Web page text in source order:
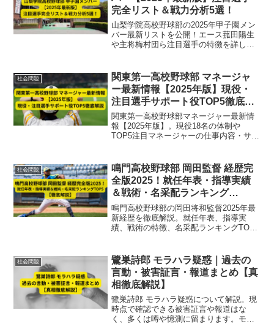
完全リスト＆戦力分析5選！
山梨学院高校野球部の2025年甲子園メン
バー最新リストを公開！エース菰田陽生
や主将梅村団ら注目選手の特徴を詳しく
豪チームの秘密に迫ります。
社会問題
関東第一高校野球部 マネージャ
ー最新情報【2025年版】現役・
注目選手サポート役TOP5徹底解
説
関東第一高校野球部マネージャー最新情
報【2025年版】。現役18名の体制や
TOP5注目マネージャーの仕事内容・サポ
活躍を紹介。
社会問題
鳴門高校野球部 岡田監督 経歴完
全版2025！就任年表・指導実績
＆戦術・名采配ランキング
TOP5【徹底解説】
鳴門高校野球部の岡田将和監督2025年最
新経歴を徹底解説。就任年表、指導実
績、戦術の特徴、名采配ランキングTOP5
社会問題
鷺巣詩郎 モラハラ疑惑｜過去の
言動・被害証言・報道まとめ【真
相徹底解説】
鷺巣詩郎 モラハラ疑惑について解説。現
時点で確認できる被害証言や報道はな
く、多くは噂や憶測に留まります。モラ